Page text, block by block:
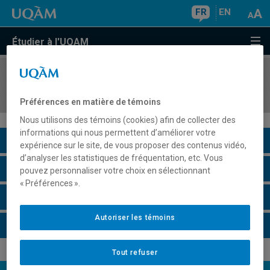
FR EN
Étudier à l'UQAM
COURS//
Description du cours
Horaire - Été 2026
Préférences en matière de témoins
Nous utilisons des témoins (cookies) afin de collecter des
informations qui nous permettent d’améliorer votre
expérience sur le site, de vous proposer des contenus vidéo,
d’analyser les statistiques de fréquentation, etc. Vous
pouvez personnaliser votre choix en sélectionnant
« Préférences ».
Tout refuser
Autoriser les témoins